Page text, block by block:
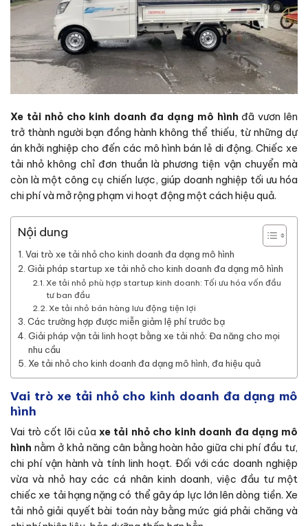
Xe tải nhỏ cho kinh doanh đa dạng mô hình đã vươn lên
trở thành người bạn đồng hành không thể thiếu, từ những dự
án khởi nghiệp cho đến các mô hình bán lẻ di động. Chiếc xe
tải nhỏ không chỉ đơn thuần là phương tiện vận chuyển mà
còn là một công cụ chiến lược, giúp doanh nghiệp tối ưu hóa
chi phí và mở rộng phạm vi hoạt động một cách hiệu quả.
Nội dung
Vai trò xe tải nhỏ cho kinh doanh đa dạng mô hình
Giải pháp startup xe tải nhỏ cho kinh doanh đa dạng mô hình
Xe tải nhỏ phù hợp startup kinh doanh: Tối ưu hóa vốn đầu
tư ban đầu
Xe tải nhỏ bán hàng lưu động tiện lợi
Các trường hợp được miễn giảm lệ phí trước bạ
Giải pháp vận tải linh hoạt bằng xe tải nhỏ: Đa năng cho mọi
nhu cầu
Xe tải nhỏ cho kinh doanh đa dạng mô hình, đa hiệu quả
Vai trò xe tải nhỏ cho kinh doanh đa dạng mô
hình
Vai trò cốt lõi củaxe tải nhỏ cho kinh doanh đa dạng mô
hình nằm ở khả năng cân bằng hoàn hảo giữa chi phí đầu tư,
chi phí vận hành và tính linh hoạt. Đối với các doanh nghiệp
vừa và nhỏ hay các cá nhân kinh doanh, việc đầu tư một
chiếc xe tải hạng nặng có thể gây áp lực lớn lên dòng tiền. Xe
tải nhỏ giải quyết bài toán này bằng mức giá phải chăng và